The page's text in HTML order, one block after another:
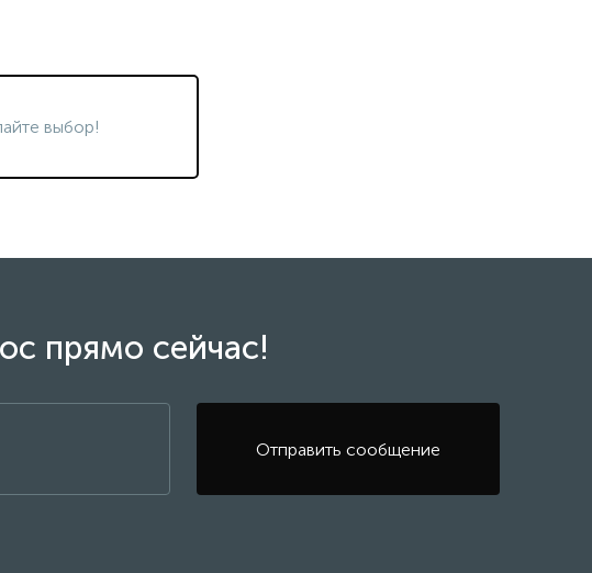
выбор!
прямо сейчас!
Отправить сообщение